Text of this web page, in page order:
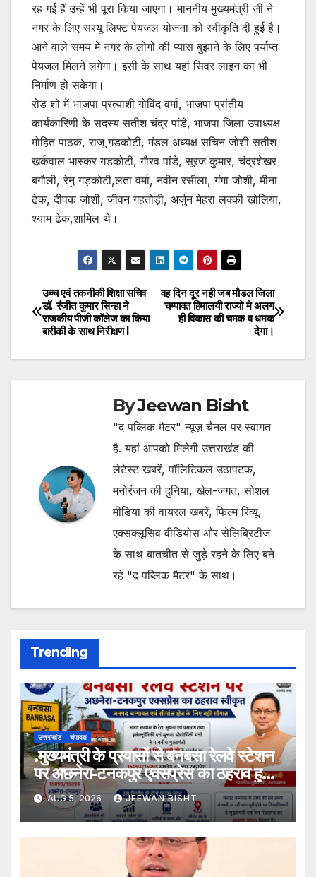
रह गई हैं उन्हें भी पूरा किया जाएगा। माननीय मुख्यमंत्री जी ने
नगर के लिए सरयू लिफ्ट पेयजल योजना को स्वीकृति दी हुई है।
आने वाले समय में नगर के लोगों की प्यास बुझाने के लिए पर्याप्त
पेयजल मिलने लगेगा। इसी के साथ यहां सिवर लाइन का भी
निर्माण हो सकेगा।
रोड शो में भाजपा प्रत्याशी गोविंद वर्मा, भाजपा प्रांतीय
कार्यकारिणी के सदस्य सतीश चंद्र पांडे, भाजपा जिला उपाध्यक्ष
मोहित पाठक, राजू गडकोटी, मंडल अध्यक्ष सचिन जोशी सतीश
खर्कवाल भास्कर गडकोटी, गौरव पांडे, सूरज कुमार, चंद्रशेखर
बगौली, रेनु गड़कोटी,लता वर्मा, नवीन रसीला, गंगा जोशी, मीना
ढेक, दीपक जोशी, जीवन गहतोड़ी, अर्जुन मेहरा लक्की खोलिया,
श्याम ढेक,शामिल थे।
Post
navigation
वह दिन दूर नही जब मौडल जिला
चम्पावत हिमालयी राज्यो मे अलग
ही विकास की चमक व धमक
देगा।
उच्च एवं तकनीकी शिक्षा सचिव
डॉ. रंजीत कुमार सिन्हा ने
राजकीय पीजी कॉलेज का किया
बारीकी के साथ निरीक्षण l
ByJeewan Bisht
"द पब्लिक मैटर" न्यूज़ चैनल पर स्वागत
है. यहां आपको मिलेगी उत्तराखंड की
लेटेस्ट खबरें, पॉलिटिकल उठापटक,
मनोरंजन की दुनिया, खेल-जगत, सोशल
मीडिया की वायरल खबरें, फिल्म रिव्यू,
एक्सक्लूसिव वीडियोस और सेलिब्रिटीज
के साथ बातचीत से जुड़े रहने के लिए बने
रहे "द पब्लिक मैटर" के साथ।
Trending
उत्तराखंड चंपावत
.मुख्यमंत्री के प्रयासों से बनबसा रेलवे स्टेशन
पर अछनेरा-टनकपुर एक्सप्रेस का ठहराव हुआ
स्वीकृत
AUG 5, 2026 JEEWAN BISHT